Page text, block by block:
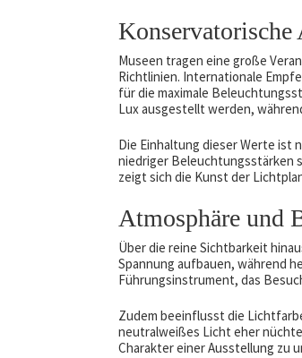
Konservatorische
Museen tragen eine große
Richtlinien. Internationale
für die maximale
Lux ausgestellt werden,
Die Einhaltung dieser Werte ist
niedriger Beleuchtungsstärken
zeigt sich die Kunst der
Atmosphäre und
Über die reine Sichtbarkeit
Spannung aufbauen, während
Führungsinstrument, das
Zudem beeinflusst die
neutralweißes Licht eher
Charakter einer Ausstellung zu